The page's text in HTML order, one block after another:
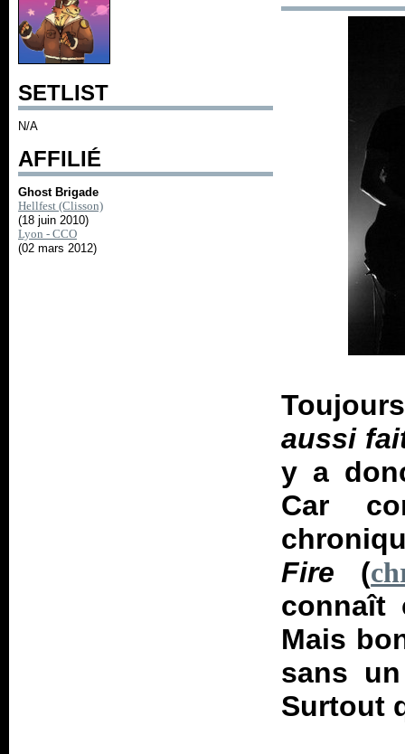
SETLIST
N/A
AFFILIÉ
Ghost Brigade
Hellfest (Clisson)
(18 juin 2010)
Lyon - CCO
(02 mars 2012)
aussi
y a
Car
Fire (
connaît
Mais
sans
Surtout